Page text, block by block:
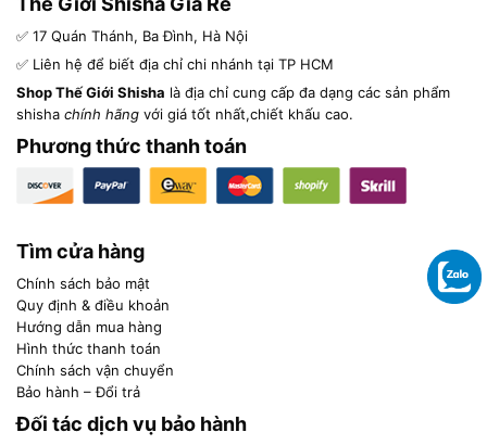
✅ 17 Quán Thánh, Ba Đình, Hà Nội
✅ Liên hệ để biết địa chỉ chi nhánh tại TP HCM
Shop Thế Giới Shisha là địa chỉ cung cấp đa dạng các sản phẩm
shisha chính hãng với giá tốt nhất,chiết khấu cao.
Phương thức thanh toán
Tìm cửa hàng
Chính sách bảo mật
Quy định & điều khoản
Hướng dẫn mua hàng
Hình thức thanh toán
Chính sách vận chuyển
Bảo hành – Đổi trả
Đối tác dịch vụ bảo hành